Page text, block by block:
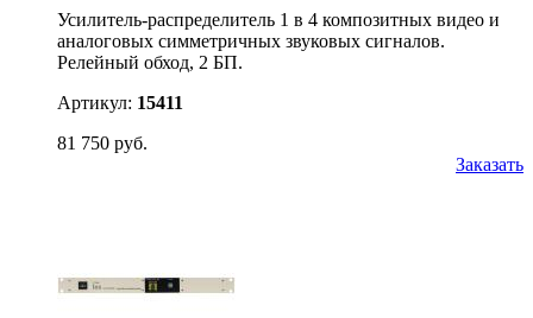
Усилитель-распределитель 1 в 4 композитных видео и
аналоговых симметричных звуковых сигналов.
Релейный обход, 2 БП.
Артикул: 15411
81 750 руб.
Заказать